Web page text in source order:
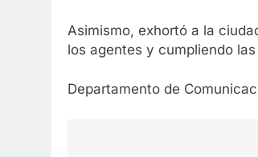
Asimismo, exhortó a la
los agentes y cumpliendo
Departamento de